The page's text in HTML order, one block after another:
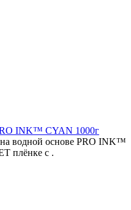
INK™ CYAN 1000г
водной основе PRO INK™
плёнке c .